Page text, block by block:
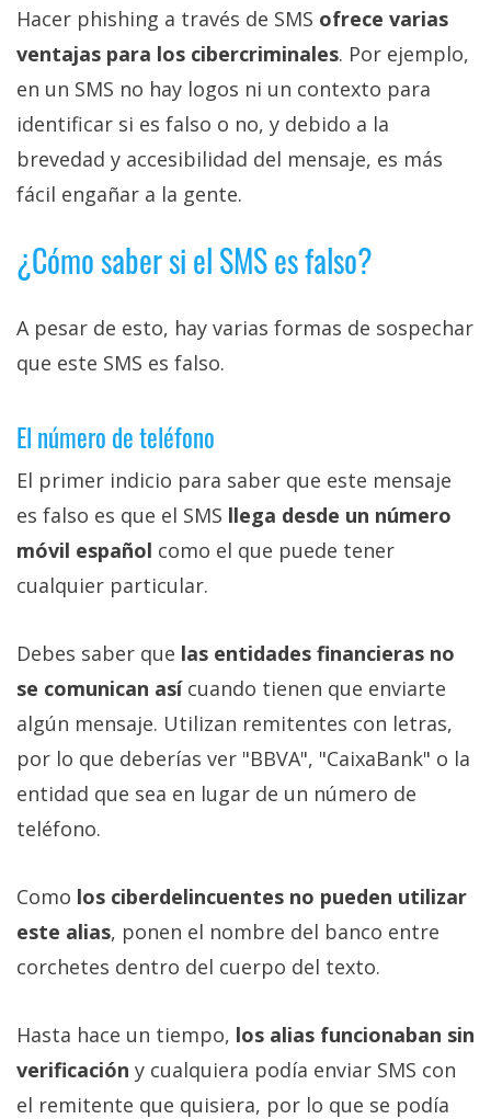
Hacer phishing a través de SMS ofrece varias
ventajas para los cibercriminales. Por ejemplo,
en un SMS no hay logos ni un contexto para
identificar si es falso o no, y debido a la
brevedad y accesibilidad del mensaje, es más
fácil engañar a la gente.
¿Cómo saber si el SMS es falso?
A pesar de esto, hay varias formas de sospechar
que este SMS es falso.
El número de teléfono
El primer indicio para saber que este mensaje
es falso es que el SMS llega desde un número
móvil español como el que puede tener
cualquier particular.
Debes saber que las entidades financieras no
se comunican asícuando tienen que enviarte
algún mensaje. Utilizan remitentes con letras,
por lo que deberías ver "BBVA", "CaixaBank" o la
entidad que sea en lugar de un número de
teléfono.
Como los ciberdelincuentes no pueden utilizar
este alias, ponen el nombre del banco entre
corchetes dentro del cuerpo del texto.
Hasta hace un tiempo, los alias funcionaban sin
verificación y cualquiera podía enviar SMS con
el remitente que quisiera, por lo que se podía